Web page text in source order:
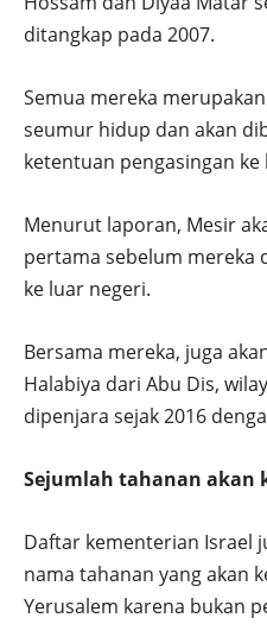
ditangkap pada 2007.
Semua mereka
seumur hidup dan akan
ketentuan pengasingan
Menurut laporan, Mesir
pertama sebelum mereka
ke luar negeri.
Bersama mereka, juga
Halabiya dari Abu Dis,
dipenjara sejak 2016
Sejumlah tahanan akan
Daftar kementerian Israel
nama tahanan yang akan
Yerusalem karena bukan